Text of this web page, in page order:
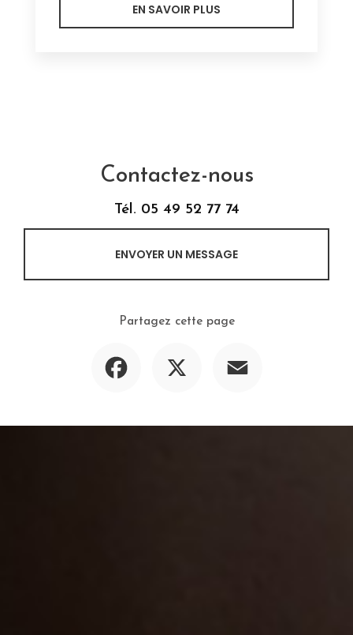
EN SAVOIR PLUS
Contactez-nous
Tél. 05 49 52 77 74
ENVOYER UN MESSAGE
Partagez cette page